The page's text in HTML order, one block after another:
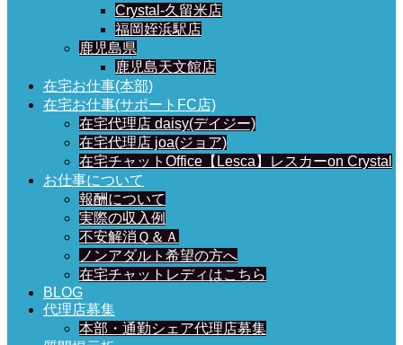
Crystal-久留米店
福岡姪浜駅店
鹿児島県
鹿児島天文館店
在宅お仕事(本部)
在宅お仕事(サポートFC店)
在宅代理店 daisy(デイジー)
在宅代理店 joa(ジョア)
在宅チャットOffice【Lesca】レスカーon Crystal
お仕事について
報酬について
実際の収入例
不安解消Ｑ＆Ａ
ノンアダルト希望の方へ
在宅チャットレディはこちら
BLOG
代理店募集
本部・通勤シェア代理店募集